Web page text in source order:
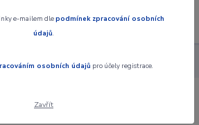
Menu
- Tak Sa Mám - CD
Mám - CD
e-mailem dlepodmínek zpracování osobních
údajů.
osobních údajů pro účely registrace.
Zavřít